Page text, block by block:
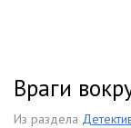
Враги
Из раздела